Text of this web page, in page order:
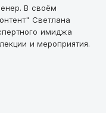
В своём
Светлана
имиджа
и мероприятия.